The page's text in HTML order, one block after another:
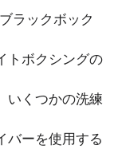
ラックボック
トボクシングの
いくつかの洗練
バーを使用する